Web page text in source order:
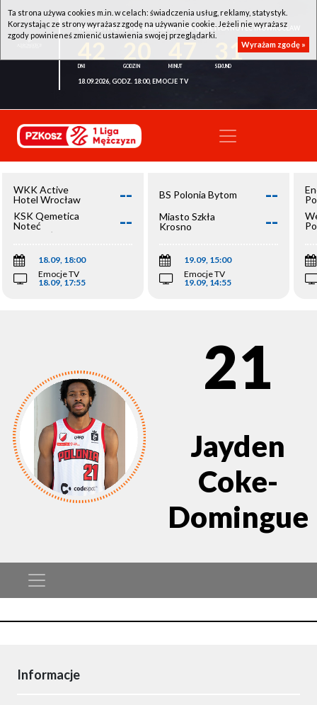
WKK ACTIVE HOTEL WROCŁAW - KSK QEMETICA NOTEĆ INOWROCŁAW
30
18.09.2026, GODZ. 18:00, EMOCJE TV
WKK Active
Hotel Wrocław
--
KSK Qemetica
Noteć
Inowrocław
--
18.09, 18:00
Emocje TV
18.09, 17:55
BS Polonia Bytom --
Miasto Szkła
Krosno
--
19.09, 15:00
Emocje TV
19.09, 14:55
21
Jayden
Coke-
Domingue
Informacje
Ta strona używa cookies m.in. w celach: świadczenia usług, reklamy, statystyk.
Korzystając ze strony wyrażasz zgodę na używanie cookie. Jeżeli nie wyrażasz
zgody powinieneś zmienić ustawienia swojej przeglądarki.
Wyrażam zgodę »